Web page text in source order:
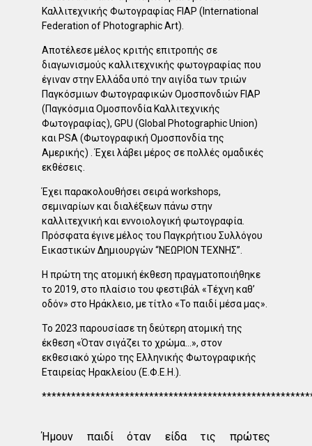
Καλλιτεχνικής Φωτογραφίας FIAP (International
Federation of Photographic Art).
Αποτέλεσε μέλος κριτής επιτροπής σε
διαγωνισμούς καλλιτεχνικής φωτογραφίας που
έγιναν στην Ελλάδα υπό την αιγίδα των τριών
Παγκόσμιων Φωτογραφικών Ομοσπονδιών FIAP
(Παγκόσμια Ομοσπονδία Καλλιτεχνικής
Φωτογραφίας), GPU (Global Photographic Union)
και PSA (Φωτογραφική Ομοσπονδία της
Αμερικής) . Έχει λάβει μέρος σε πολλές ομαδικές
εκθέσεις.
Έχει παρακολουθήσει σειρά workshops,
σεμιναρίων και διαλέξεων πάνω στην
καλλιτεχνική και εννοιολογική φωτογραφία.
Πρόσφατα έγινε μέλος του Παγκρήτιου Συλλόγου
Εικαστικών Δημιουργών “ΝΕΩΡΙΟΝ ΤΕΧΝΗΣ”.
Η πρώτη της ατομική έκθεση πραγματοποιήθηκε
το 2019, στο πλαίσιο του φεστιβάλ «Τέχνη καθ’
οδόν» στο Ηράκλειο, με τίτλο «Το παιδί μέσα μας».
Το 2023 παρουσίασε τη δεύτερη ατομική της
έκθεση «Όταν σιγάζει το χρώμα…», στον
εκθεσιακό χώρο της Ελληνικής Φωτογραφικής
Εταιρείας Ηρακλείου (Ε.Φ.Ε.Η.).
Ήμουν παιδί όταν είδα τις πρώτες